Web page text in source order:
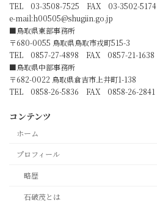
TEL 03-3508-7525 FAX 03-3502-5174
e-mail:h00505@shugiin.go.jp
■鳥取県東部事務所
〒680-0055 鳥取県鳥取市戎町515-3
TEL 0857-27-4898 FAX 0857-21-1638
■鳥取県中部事務所
〒682-0022 鳥取県倉吉市上井町1-138
TEL 0858-26-5836 FAX 0858-26-2841
コンテンツ
ホーム
プロフィール
略歴
石破茂とは